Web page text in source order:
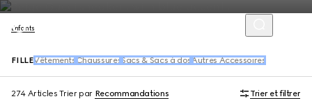
Enfants
FILLE Vêtements Chaussures Sacs & Sacs à dos Autres Accessoires
274 Articles Trier par Recommandations Trier et filtrer